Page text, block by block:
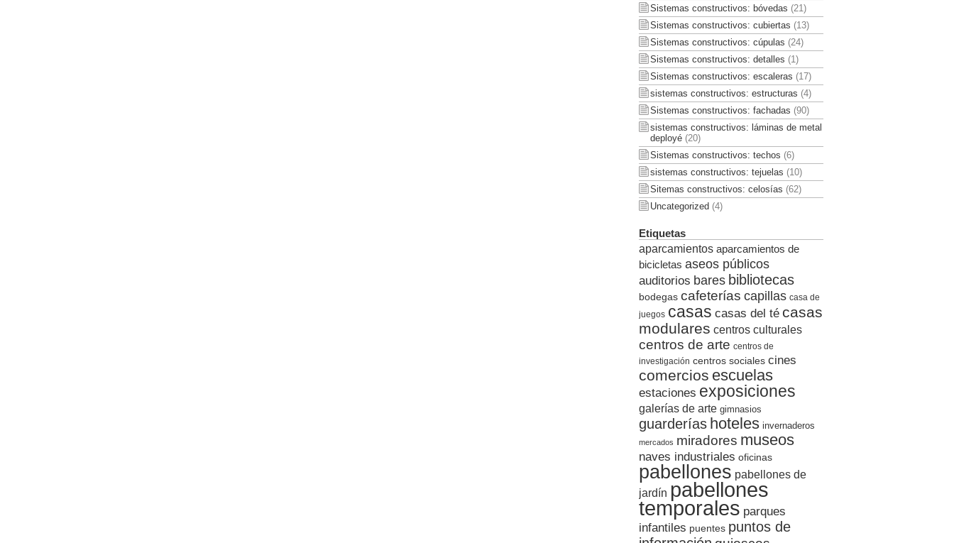
Sistemas constructivos: bóvedas (21)
Sistemas constructivos: cubiertas (13)
Sistemas constructivos: cúpulas (24)
Sistemas constructivos: detalles (1)
Sistemas constructivos: escaleras (17)
sistemas constructivos: estructuras (4)
Sistemas constructivos: fachadas (90)
sistemas constructivos: láminas de metal
deployé(20)
Sistemas constructivos: techos (6)
sistemas constructivos: tejuelas (10)
Sitemas constructivos: celosías (62)
Uncategorized (4)
Etiquetas
aparcamientos aparcamientos de
bicicletas aseos públicos
auditorios bares bibliotecas
bodegas cafeterías capillas casa de
juegos casas casas del té casas
modulares centros culturales
centros de arte centros de
investigación centros sociales cines
comercios escuelas
estaciones exposiciones
galerías de arte gimnasios
guarderías hoteles invernaderos
mercados miradores museos
naves industriales oficinas
pabellones pabellones de
jardín pabellones
temporales parques
infantiles puentes puntos de